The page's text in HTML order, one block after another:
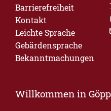
Barrierefreiheit
Kontakt
Leichte Sprache
Gebärdensprache
Bekanntmachungen
Willkommen in